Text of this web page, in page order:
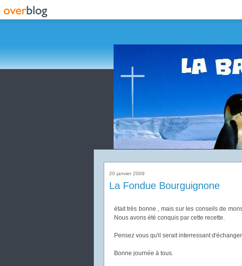
20 janvier 2009
La Fondue Bourguignone
était très bonne , mais sur les conseils de
Nous avons été conquis par cette recette.
Pensez vous qu'il serait interressant
Bonne journée à tous.